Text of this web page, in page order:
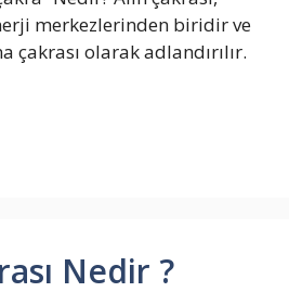
merkezlerinden biridir ve
çakrası olarak adlandırılır.
Nedir ?